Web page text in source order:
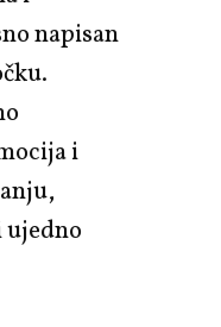
napisan
i
ujedno